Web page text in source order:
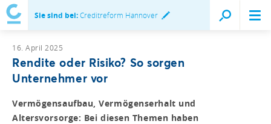
Sie sind bei:Creditreform Hannover
16. April 2025
Rendite oder Risiko? So sorgen
Unternehmer vor
Vermögensaufbau, Vermögenserhalt und
Altersvorsorge: Bei diesen Themen haben